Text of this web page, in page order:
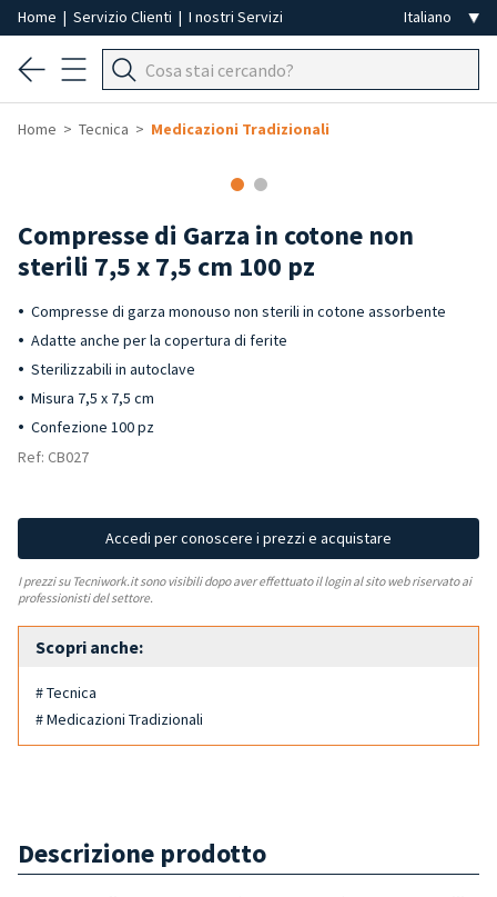
Home | Servizio Clienti | I nostri Servizi
Home Tecnica Medicazioni Tradizionali
Compresse di Garza in cotone non
sterili 7,5 x 7,5 cm 100 pz
Compresse di garza monouso non sterili in cotone assorbente
Adatte anche per la copertura di ferite
Sterilizzabili in autoclave
Misura 7,5 x 7,5 cm
Confezione 100 pz
Ref: CB027
Accedi per conoscere i prezzi e acquistare
I prezzi su Tecniwork.it sono visibili dopo aver effettuato il login al sito web riservato ai
professionisti del settore.
Scopri anche:
# Tecnica
# Medicazioni Tradizionali
Descrizione prodotto